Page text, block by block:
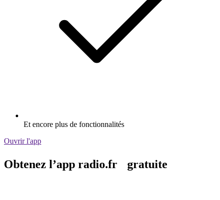
Et encore plus de fonctionnalités
Ouvrir l'app
Obtenez l’app radio.fr gratuite